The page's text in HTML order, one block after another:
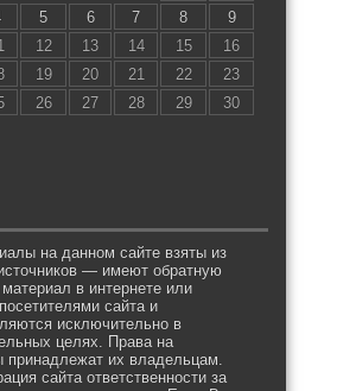
5 6 7 8
9
12 13 14 15
16
19 20 21 22
23
26 27 28 29
30
на данном сайте взяты из
— имеют обратную
в интернете или
сайта и
исключительно в
целях. Права на
принадлежат их владельцам.
сайта ответственности за